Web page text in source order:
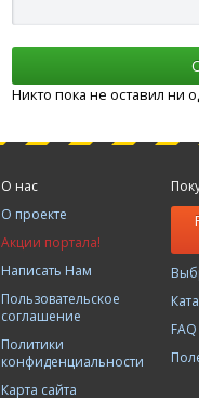
Никто пока не оставил ни
О нас
О проекте
Акции портала!
Написать Нам
Пользовательское
соглашение
Политики
конфиденциальности
Карта сайта
FAQ